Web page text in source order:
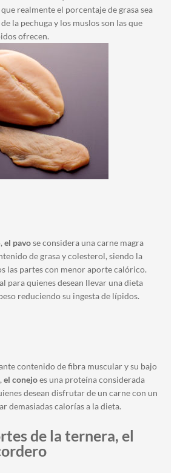
realmente el porcentaje de grasa sea
la pechuga y los muslos son las que
ofrecen.
el pavose considera una carne magra
de grasa y colesterol, siendo la
las partes con menor aporte calórico.
para quienes desean llevar una dieta
reduciendo su ingesta de lípidos.
contenido de fibra muscular y su bajo
el conejoes una proteína considerada
desean disfrutar de un carne con un
demasiadas calorías a la dieta.
de la ternera, el